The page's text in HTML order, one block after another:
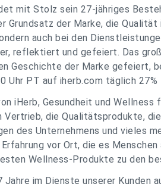
mit Stolz sein 27-jähriges
Grundsatz der Marke, die
auch bei den
reflektiert und gefeiert. Das
Geschichte der Marke gefeiert,
Uhr PT auf iherb.com täglich
iHerb, Gesundheit und
Vertrieb, die Qualitätsprodukte,
des Unternehmens und vieles
Erfahrung vor Ort, die es
Wellness-Produkte zu den
Jahre im Dienste unserer